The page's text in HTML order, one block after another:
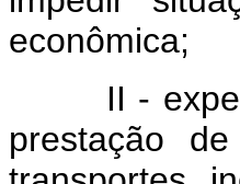
econômica;
II - expedir
prestação